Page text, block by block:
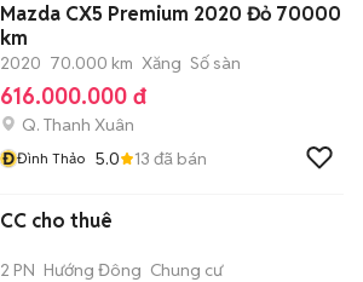
Mazda CX5 Premium 2020 Đỏ 70000
km
2020 70.000 km Xăng Số sàn
616.000.000 đ
Q. Thanh Xuân
ĐĐình Thảo 5.0 13 đã bán
CC cho thuê
2 PN Hướng Đông Chung cư